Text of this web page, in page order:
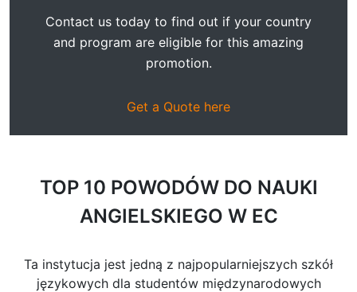
Contact us today to find out if your country
and program are eligible for this amazing
promotion.
Get a Quote here
TOP 10 POWODÓWDO NAUKI
ANGIELSKIEGO W EC
Ta instytucja jest jedną z najpopularniejszych szkół
językowych dla studentów międzynarodowych